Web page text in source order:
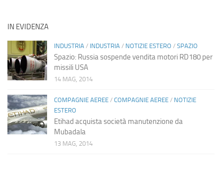
IN EVIDENZA
INDUSTRIA / INDUSTRIA / NOTIZIE ESTERO / SPAZIO
Spazio: Russia sospende vendita motori RD180 per
missili USA
14 MAG, 2014
COMPAGNIE AEREE / COMPAGNIE AEREE / NOTIZIE
ESTERO
Etihad acquista società manutenzione da
Mubadala
13 MAG, 2014